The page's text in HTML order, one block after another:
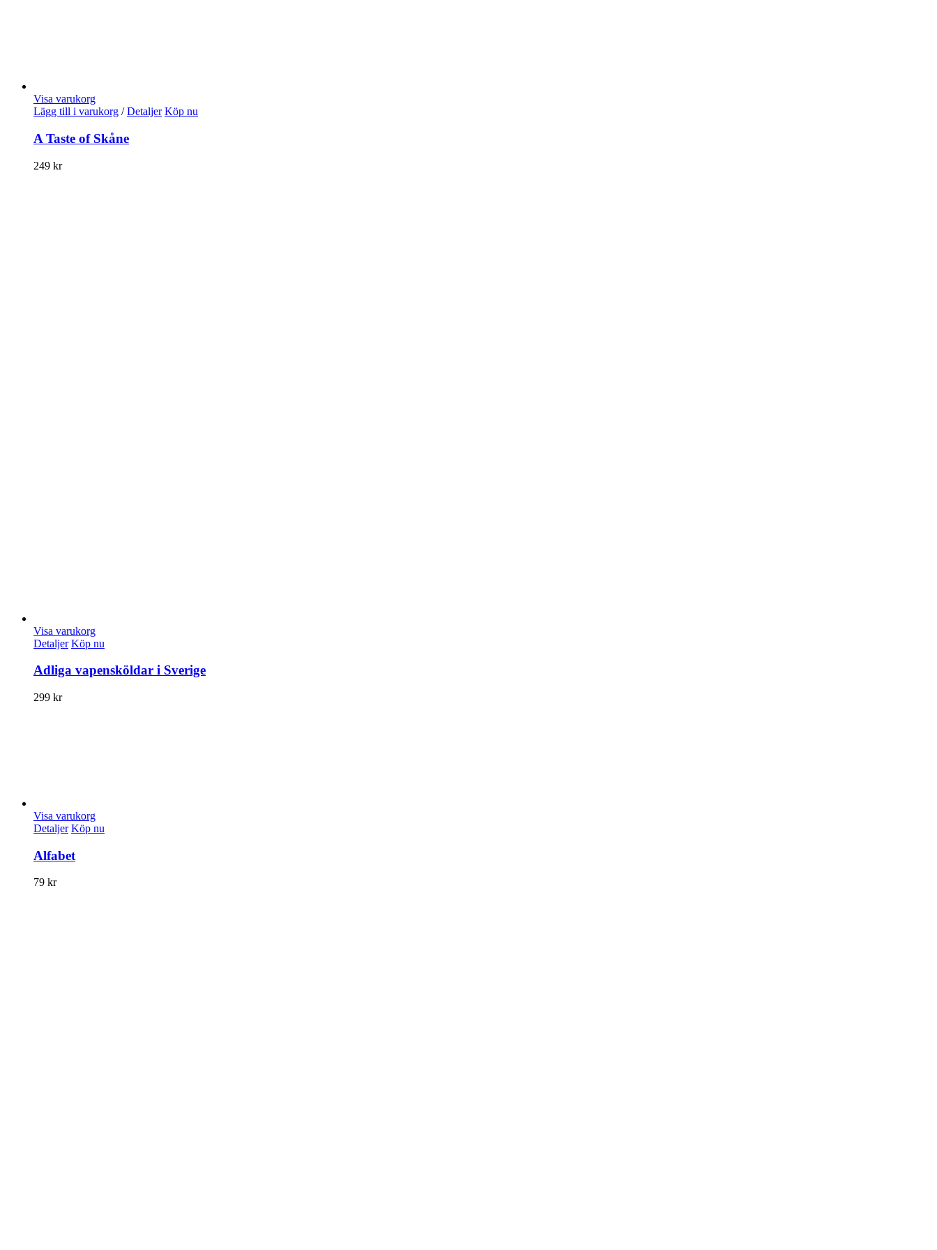
Visa varukorg
Lägg till i varukorg / Detaljer Köp nu
A Taste of Skåne
249 kr
Visa varukorg
Detaljer Köp nu
Adliga vapensköldar i Sverige
299 kr
Visa varukorg
Detaljer Köp nu
Alfabet
79 kr